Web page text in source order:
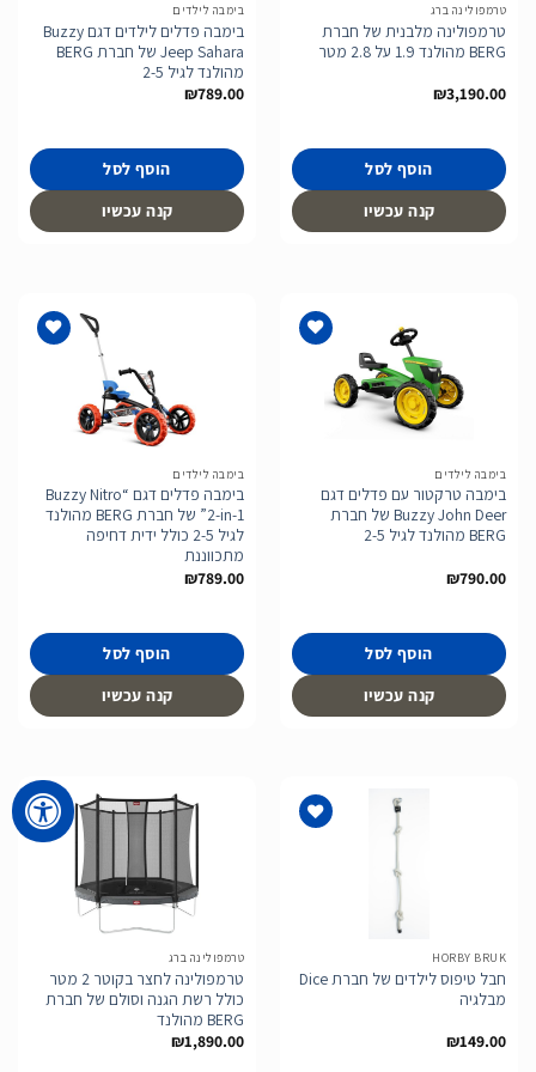
טרמפולינה ברג
טרמפולינה מלבנית של חברת
BERG מהולנד 1.9 על 2.8 מטר
₪3,190.00
הוסף לסל
קנה עכשיו
בימבה לילדים
בימבה פדלים לילדים דגם Buzzy
Jeep Sahara של חברת BERG
מהולנד לגיל 2-5
₪789.00
הוסף לסל
קנה עכשיו
בימבה לילדים
בימבה טרקטור עם פדלים דגם
Buzzy John Deer של חברת
BERG מהולנד לגיל 2-5
₪790.00
הוסף לסל
קנה עכשיו
בימבה לילדים
בימבה פדלים דגם “Buzzy Nitro
2-in-1” של חברת BERG מהולנד
לגיל 2-5 כולל ידית דחיפה
מתכווננת
₪789.00
הוסף לסל
קנה עכשיו
HORBY BRUK
חבל טיפוס לילדים של חברת Dice
מבלגיה
₪149.00
טרמפולינה ברג
טרמפולינה לחצר בקוטר 2 מטר
כולל רשת הגנה וסולם של חברת
BERG מהולנד
₪1,890.00